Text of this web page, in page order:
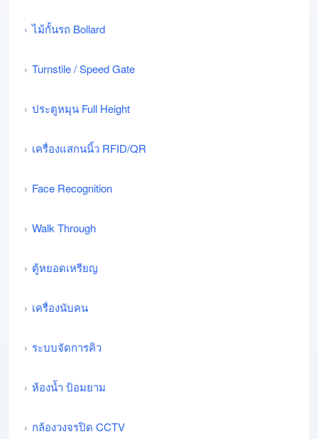
ไม้กั้นรถ Bollard
Turnstile / Speed Gate
ประตูหมุน Full Height
เครื่องแสกนนิ้ว RFID/QR
Face Recognition
Walk Through
ตู้หยอดเหรียญ
เครื่องนับคน
ระบบจัดการคิว
ห้องน้ำ ป้อมยาม
กล้องวงจรปิด CCTV